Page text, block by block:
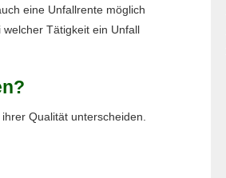
eine Unfallrente möglich
Tätigkeit ein Unfall
Qualität unterscheiden.